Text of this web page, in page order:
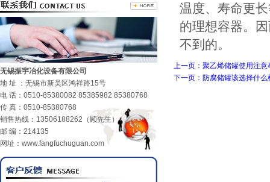
无锡振宇冶化设备有限公司
地 址 ：无锡市新吴区鸿祥路15号
电 话：0510-85380082 85385982 85380768
传 真：0510-85380768
销售热线：13506188262（顾先生）
邮 编：214135
网址：www.fangfuchuguan.com
温度、寿命更
的理想容器。
不到的。
上一页：聚乙烯储罐使用注意
下一页：防腐储罐该选择什么